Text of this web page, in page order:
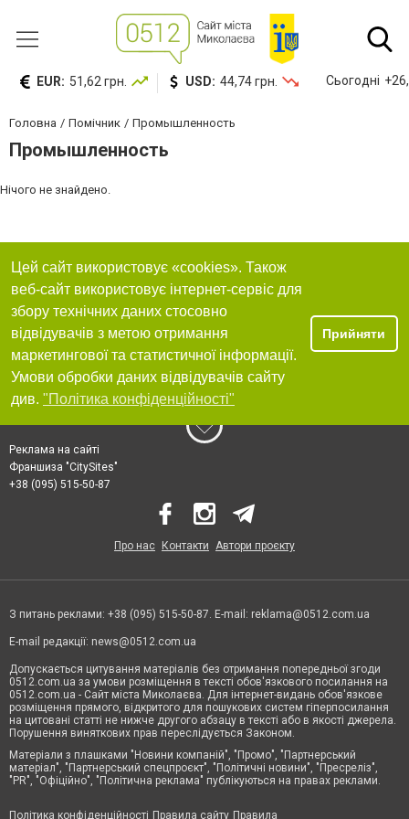
EUR: 51,62 грн. USD: 44,74 грн. Сьогодні
Головна Помічник Промышленность
Промышленность
Нічого не знайдено.
Цей сайт використовує «cookies». Також
веб-сайт використовує інтернет-сервіс для
збору технічних даних стосовно
відвідувачів з метою отримання
маркетингової та статистичної інформації.
Умови обробки даних відвідувачів сайту
див. "Політика конфіденційності"
Прийняти
Реклама на сайті
Франшиза "CitySites"
+38 (095) 515-50-87
Про нас Контакти Автори проєкту
З питань реклами: +38 (095) 515-50-87. E-mail: reklama@0512.com.ua
E-mail редакції: news@0512.com.ua
Допускається цитування матеріалів без отримання попередньої згоди
0512.com.ua за умови розміщення в тексті обов'язкового посилання на
0512.com.ua - Сайт міста Миколаєва. Для інтернет-видань обов'язкове
розміщення прямого, відкритого для пошукових систем гіперпосилання
на цитовані статті не нижче другого абзацу в тексті або в якості джерела.
Порушення виняткових прав переслідується Законом.
Матеріали з плашками "Новини компаній", "Промо", "Партнерський
матеріал", "Партнерський спецпроєкт", "Політичні новини", "Пресреліз",
"PR", "Офіційно", "Політична реклама" публікуються на правах реклами.
Політика конфіденційності Правила сайту Правила